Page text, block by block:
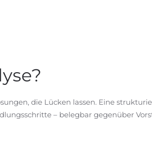
die Lücken lassen. Eine
– belegbar gegenüber